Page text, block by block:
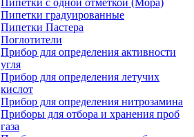
Пипетки с одной отметкой (Мора)
Пипетки градуированные
Пипетки Пастера
Поглотители
Прибор для определения активности
угля
Прибор для определения летучих
кислот
Прибор для определения нитрозамина
Приборы для отбора и хранения проб
газа